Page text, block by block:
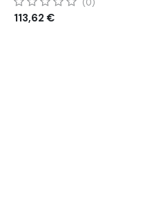
(0)
113,62 €